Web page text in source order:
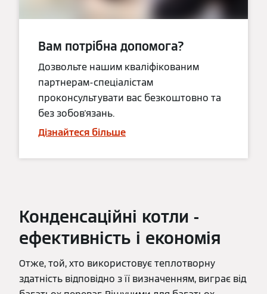
Вам потрібна допомога?
Дозвольте нашим кваліфікованим
партнерам-спеціалістам
проконсультувати вас безкоштовно та
без зобов'язань.
Дізнайтеся більше
Конденсаційні котли -
ефективність і економія
Отже, той, хто використовує теплотворну
здатність відповідно з її визначенням, виграє від